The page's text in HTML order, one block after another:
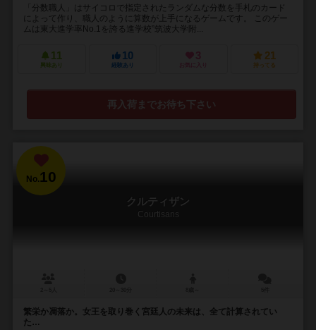
「分数職人」はサイコロで指定されたランダムな分数を手札のカード
によって作り、職人のように算数が上手になるゲームです。 このゲー
ムは東大進学率No.1を誇る進学校”筑波大学附...
11
興味あり
10
経験あり
3
お気に入り
21
持ってる
再入荷までお待ち下さい
No. 10
クルティザン
Courtisans
繁栄か凋落か。女王を取り巻く宮廷人の未来は、全て計算されてい
た…